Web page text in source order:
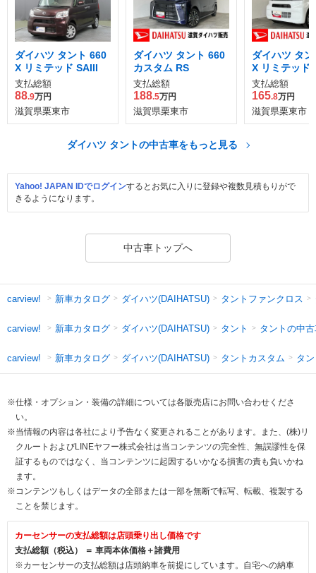
ダイハツ タント 660
X リミテッド SAIII
支払総額
88.9万円
滋賀県栗東市
ダイハツ タント 660
カスタム RS
支払総額
188.5万円
滋賀県栗東市
ダイハツ タ
X リミテッド
支払総額
165.8万円
滋賀県栗東市
ダイハツ タントの中古車をもっと見る
Yahoo! JAPAN IDでログインするとお気に入りに登録や複数見積もりがで
きるようになります。
中古車トップへ
carview! 新車カタログ ダイハツ(DAIHATSU) タントファンクロス
carview! 新車カタログ ダイハツ(DAIHATSU) タント タントの中
carview! 新車カタログ ダイハツ(DAIHATSU) タントカスタム タ
※仕様・オプション・装備の詳細については各販売店にお問い合わせくださ
い。
※当情報の内容は各社により予告なく変更されることがあります。また、(株)リ
クルートおよびLINEヤフー株式会社は当コンテンツの完全性、無誤謬性を保
証するものではなく、当コンテンツに起因するいかなる損害の責も負いかね
ます。
※コンテンツもしくはデータの全部または一部を無断で転写、転載、複製する
ことを禁じます。
カーセンサーの支払総額は店頭乗り出し価格です
支払総額（税込） ＝ 車両本体価格＋諸費用
※カーセンサーの支払総額は店頭納車を前提にしています。自宅への納車